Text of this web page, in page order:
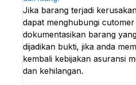
Jika barang terjadi
dapat menghubungi
dokumentasikan barang
dijadikan bukti, jika anda
kembali kebijakan asuransi
dan kehilangan.